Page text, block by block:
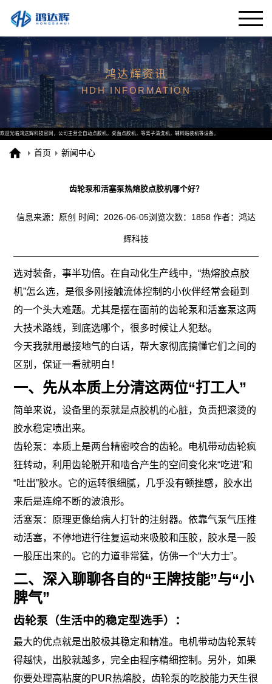
鸿达辉资讯
HDH INFORMATION
欢迎光临鸿达辉科技官网，公司主营全自动点胶机，桌面点胶机，等离子清洗机，辅料贴装机等设备。
首页 新闻中心
齿轮泵和活塞泵热熔胶点胶机哪个好？
信息来源：原创 时间：2026-06-05浏览次数：1858 作者：鸿达
辉科技
选对装备，事半功倍。在自动化生产线中，“热熔胶点胶
机”怎么选，是很多刚接触流体控制的小伙伴经常会碰到
的一个头大难题。尤其是摆在面前的齿轮泵和活塞泵这两
大技术路线，到底选哪个，很多时候让人犯愁。
今天我就用最接地气的白话，帮大家彻底搞懂它们之间的
区别，保证一看就明白！
一、先从本质上分清这两位“打工人”
简单来说，设备里的泵就是点胶机的心脏，负责把滚烫的
胶水稳定喷出来。
齿轮泵：本质上是两台精密咬合的齿轮。电机带动齿轮疯
狂转动，利用齿轮脱开和啮合产生的空间变化来“吃进”和
“吐出”胶水。它的运转很细腻，几乎没有顿挫感，胶水出
来后是连绵不断的波浪形。
活塞泵：原理更像给病人打针的注射器。依靠气泵气压推
动活塞，不停地进行往复运动来吸胶和压胶，胶水是一股
一股压出来的。它的力道非常猛，仿佛一个“大力士”。
二、深入聊聊各自的“王牌技能”与“小
脾气”
齿轮泵（生活中的稳定型选手）：
最大的优点就是出胶极其稳定和精准。电机带动齿轮泵转
得越快，出胶就越多，完全由程序精细控制。另外，如果
你要处理高粘度的PUR热熔胶，齿轮泵的吃胶能力天生很